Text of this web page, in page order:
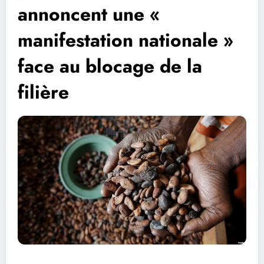
annoncent une «
manifestation nationale »
face au blocage de la
filière